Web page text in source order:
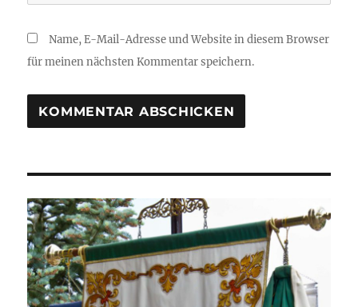
Name, E-Mail-Adresse und Website in diesem Browser
für meinen nächsten Kommentar speichern.